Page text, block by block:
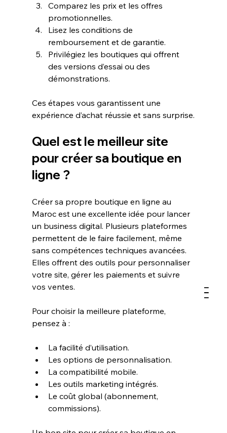
Comparez les prix et les offres
promotionnelles.
Lisez les conditions de
remboursement et de garantie.
Privilégiez les boutiques qui offrent
des versions d’essai ou des
démonstrations.
Ces étapes vous garantissent une
expérience d’achat réussie et sans surprise.
Quel est le meilleur site
pour créer sa boutique en
ligne ?
Créer sa propre boutique en ligne au
Maroc est une excellente idée pour lancer
un business digital. Plusieurs plateformes
permettent de le faire facilement, même
sans compétences techniques avancées.
Elles offrent des outils pour personnaliser
votre site, gérer les paiements et suivre
vos ventes.
Pour choisir la meilleure plateforme,
pensez à :
La facilité d’utilisation.
Les options de personnalisation.
La compatibilité mobile.
Les outils marketing intégrés.
Le coût global (abonnement,
commissions).